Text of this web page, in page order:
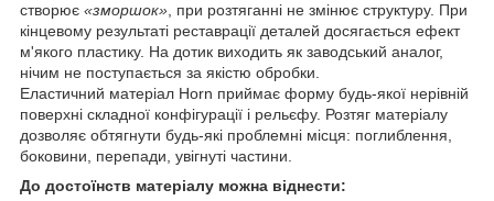
створює «зморшок», при розтяганні не змінює структуру. При
кінцевому результаті реставрації деталей досягається ефект
м'якого пластику. На дотик виходить як заводський аналог,
нічим не поступається за якістю обробки.
Еластичний матеріал Horn приймає форму будь-якої нерівній
поверхні складної конфігурації і рельєфу. Розтяг матеріалу
дозволяє обтягнути будь-які проблемні місця: поглиблення,
боковини, перепади, увігнуті частини.
До достоїнств матеріалу можна віднести: